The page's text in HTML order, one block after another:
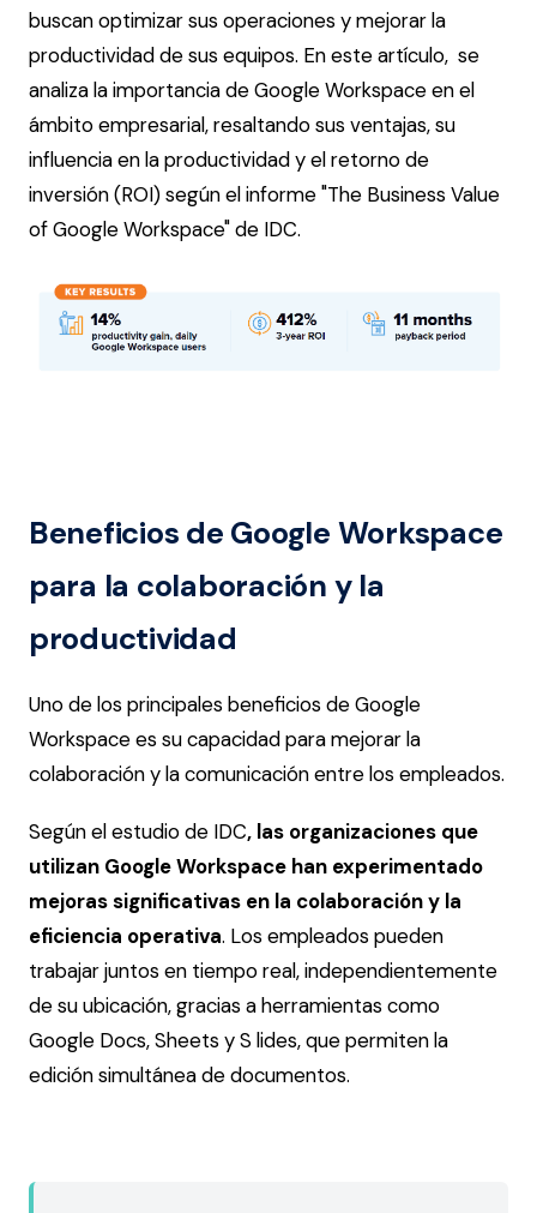
buscan optimizar sus operaciones y mejorar la
productividad de sus equipos. En este artículo, se
analiza la importancia de Google Workspace en el
ámbito empresarial, resaltando sus ventajas, su
influencia en la productividad y el retorno de
inversión (ROI) según el informe "The Business Value
of Google Workspace" de IDC.
Beneficios de Google Workspace
para la colaboración y la
productividad
Uno de los principales beneficios de Google
Workspace es su capacidad para mejorar la
colaboración y la comunicación entre los empleados.
Según el estudio de IDC, las organizaciones que
utilizan Google Workspace han experimentado
mejoras significativas en la colaboración y la
eficiencia operativa. Los empleados pueden
trabajar juntos en tiempo real, independientemente
de su ubicación, gracias a herramientas como
Google Docs, Sheets y S lides, que permiten la
edición simultánea de documentos.